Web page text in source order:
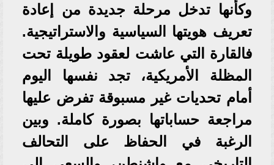
وكأنها تدخل مرحلة جديدة من إعادة
تعريف هويتها السياسية والاستراتيجية.
فالقارة التي عاشت لعقود طويلة تحت
المظلة الأمريكية، تجد نفسها اليوم
أمام تحديات غير مسبوقة تفرض عليها
مراجعة حساباتها بصورة كاملة. وبين
الرغبة في الحفاظ على التحالف